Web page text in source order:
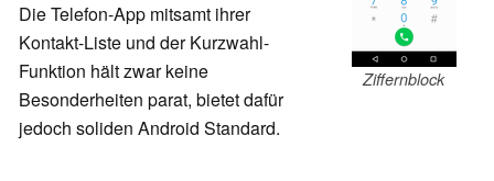
Ziffernblock
Die Telefon-App mitsamt ihrer
Kontakt-Liste und der Kurzwahl-
Funktion hält zwar keine
Besonderheiten parat, bietet dafür
jedoch soliden Android Standard.